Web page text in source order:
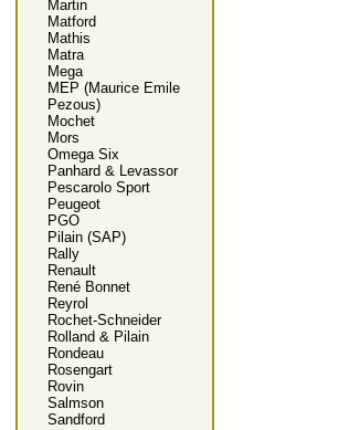
Martin
Matford
Mathis
Matra
Mega
MEP (Maurice Emile
Pezous)
Mochet
Mors
Omega Six
Panhard & Levassor
Pescarolo Sport
Peugeot
PGO
Pilain (SAP)
Rally
Renault
René Bonnet
Reyrol
Rochet-Schneider
Rolland & Pilain
Rondeau
Rosengart
Rovin
Salmson
Sandford